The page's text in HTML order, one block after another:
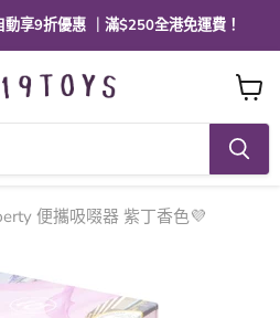
動享9折優惠 ｜滿$250全港免運費！
查
看
購
物
車
便攜吸啜器 紫丁香色💜